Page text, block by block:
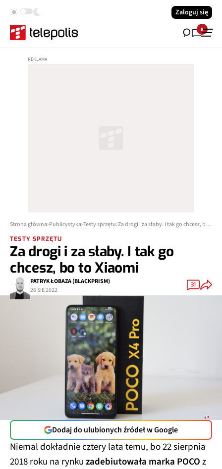
Zaloguj się
8
Strona główna Publicystyka Testy sprzętu Za drogi i za słaby. I tak go chcesz, bo to Xiaomi
TESTY SPRZĘTU
Za drogi i za słaby. I tak go
chcesz, bo to Xiaomi
PATRYK ŁOBAZA (BLACKPRISM)
26 SIE 2022
31
Dodaj do ulubionych źródeł w Google
Niemal dokładnie cztery lata temu, bo 22 sierpnia
2018 roku na rynkuzadebiutowała marka POCOz